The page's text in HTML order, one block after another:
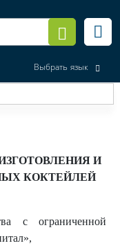
Выбрать язык
И
КОКТЕЙЛЕЙ
с ограниченной